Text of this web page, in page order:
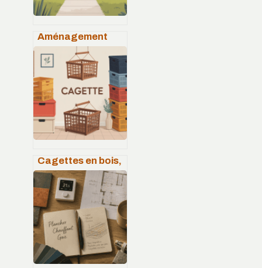
Aménagement
devant maison
pas cher : 15 idées
faciles à copier
Cagettes en bois,
plastique ou
carton : comment
bien choisir et
utiliser